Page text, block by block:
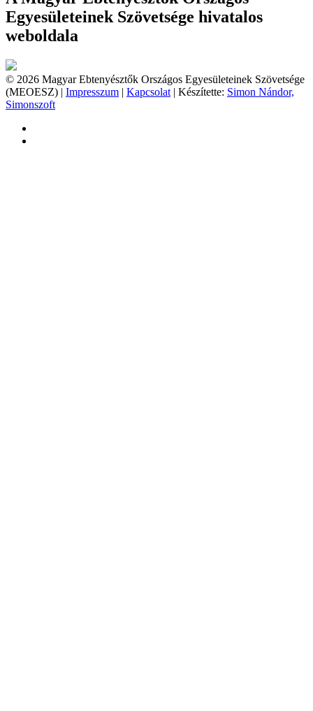
Egyesületeinek Szövetsége hivatalos
weboldala
© 2026 Magyar Ebtenyésztők Országos Egyesületeinek Szövetsége
(MEOESZ) | Impresszum | Kapcsolat | Készítette: Simon Nándor,
Simonszoft